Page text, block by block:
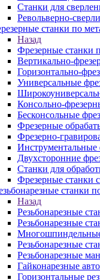
Станки для
Револьверно-
станки по
Назад
Фрезерные станки
Вертикально-
Горизонтально-
Универсальные
Консольно-
Бесконсольные
Фрезерные
Фрезерно-
Инструментальные
Двухсторонние
Станки для
Фрезерные станки
станки
Назад
Резьбонарезные
Резьбонарезные
Многошпиндельные
Резьбонарезные
Резьбонарезные
Гайконарезные
Горизонтальные